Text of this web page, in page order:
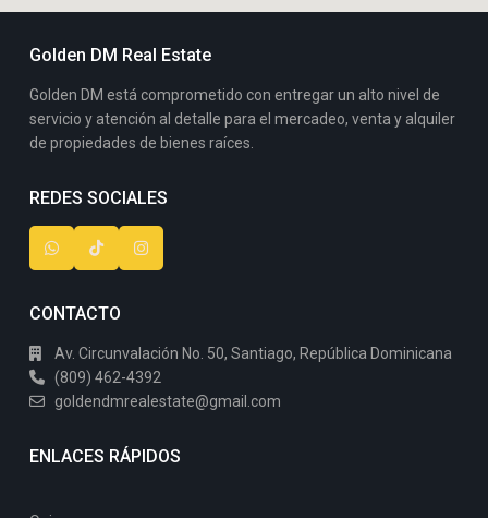
Golden DM Real Estate
Golden DM está comprometido con entregar un alto nivel de
servicio y atención al detalle para el mercadeo, venta y alquiler
de propiedades de bienes raíces.
REDES SOCIALES
CONTACTO
Av. Circunvalación No. 50, Santiago, República Dominicana
(809) 462-4392
goldendmrealestate@gmail.com
ENLACES RÁPIDOS